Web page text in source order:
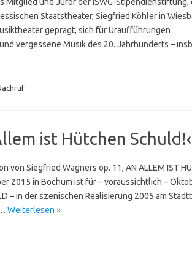
Staatstheater, Siegfried Köhler in
geprägt, sich für Uraufführungen
vergessene Musik des 20. Jahrhunderts –
ist Hütchen Schuld!‹
Siegfried Wagners op. 11, AN ALLEM IST
2015 in Bochum ist für – voraussichtlich –
– in der szenischen Realisierung 2005 am
Weiterlesen »